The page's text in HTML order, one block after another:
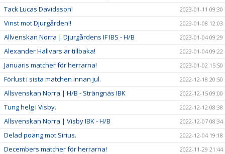
Tack Lucas Davidsson! 2023-01-11 09:30
Vinst mot Djurgården!! 2023-01-08 12:03
Allvenskan Norra | Djurgårdens IF IBS - H/B 2023-01-04 09:29
Alexander Hallvars är tillbaka! 2023-01-04 09:22
Januaris matcher för herrarna! 2023-01-02 15:50
Förlust i sista matchen innan jul. 2022-12-18 20:50
Allsvenskan Norra | H/B - Strängnäs IBK 2022-12-15 09:00
Tung helg i Visby. 2022-12-12 08:38
Allsvenskan Norra | Visby IBK - H/B 2022-12-07 08:34
Delad poäng mot Sirius. 2022-12-04 19:18
Decembers matcher för herrarna! 2022-11-29 21:44